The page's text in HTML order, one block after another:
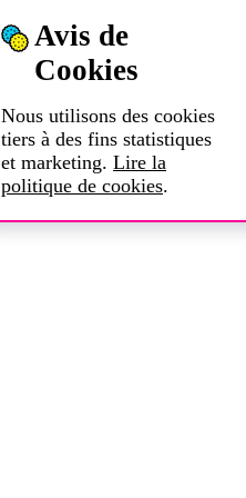
Avis de
Cookies
Nous utilisons des cookies
tiers à des fins statistiques
et marketing. Lire la
politique de cookies.